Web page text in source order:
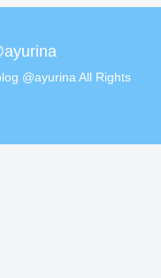
@ayurina All Rights